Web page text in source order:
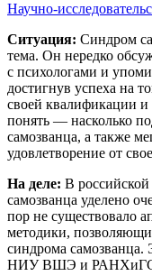
Научно-
Ситуация: Синдром
тема. Он нередко
с психологами и
достигнув успеха на
своей квалификации и
понять — насколько
самозванца, а также
удовлетворение от
На деле: В
самозванца уделено
пор не существовало
методики,
синдрома
НИУ ВШЭ и